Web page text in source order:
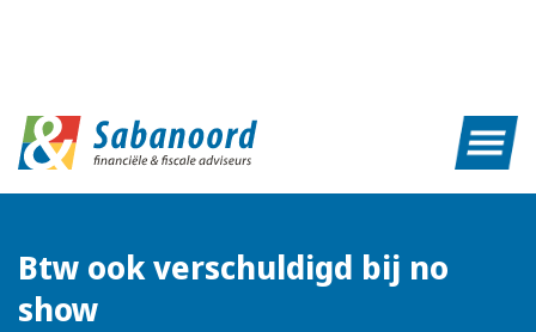
Btw ook verschuldigd bij no
show